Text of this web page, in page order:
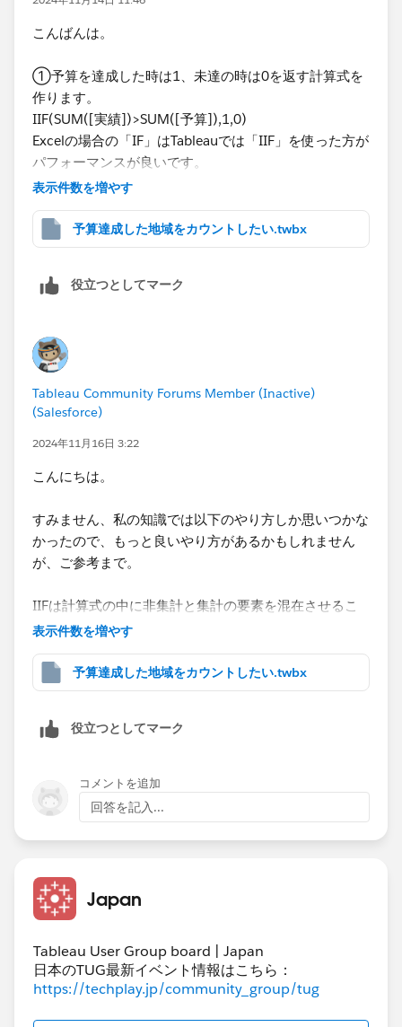
こんばんは。
①予算を達成した時は1、未達の時は0を返す計算式を
作ります。
IIF(SUM([実績])>SUM([予算]),1,0)
Excelの場合の「IF」はTableauでは「IIF」を使った方が
パフォーマンスが良いです。
今回の場合、結果として返す1、0をその後に使わない
使わず
SUM([実績])>SUM([予算])
予算達成した地域のみに絞ります。
③[地域]フィールドを右クリックでドラッグ&ドロップ
して「個別のカウント」を選択します。
添付されていたワークブックに「予算達成地域のみカウ
表示件数を増やす
予算達成した地域をカウントしたい.twbx
役立つとしてマーク
Tableau Community Forums Member (Inactive)
(Salesforce)
2024年11月16日 3:22
こんにちは。
すみません、私の知識では以下のやり方しか思いつかな
かったので、もっと良いやり方があるかもしれません
が、ご参考まで。
IIFは計算式の中に非集計と集計の要素を混在させるこ
とができないので、[売上費用区分]の元データが、'売
であれば、1つの計算式で表現することも可能です。
今回のデータはテキスト型で'売上'、'費用'と入っている
IIF([売上費用区分]='売上',1,0)
売上費用区分が'売上'の場合はゼロよりも大きくなるの
で、前回お示しした計算式を以下のように変更します。
IIF(SUM([条件分岐用])>0,
IIF(SUM([実績])>=SUM([予算]),1,0),
)
上記の方法で実現したワークブックを添付します。
表示件数を増やす
予算達成した地域をカウントしたい.twbx
役立つとしてマーク
コメントを追加
回答を記入...
Japan
Tableau User Group board | Japan
日本のTUG最新イベント情報はこちら：
https://techplay.jp/community_group/tug